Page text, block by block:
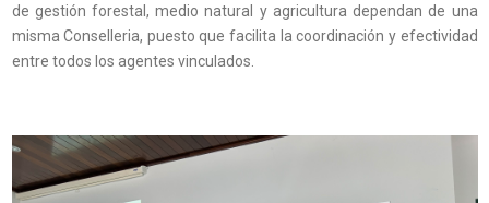
de gestión forestal, medio natural y agricultura dependan de una
misma Conselleria, puesto que facilita la coordinación y efectividad
entre todos los agentes vinculados.